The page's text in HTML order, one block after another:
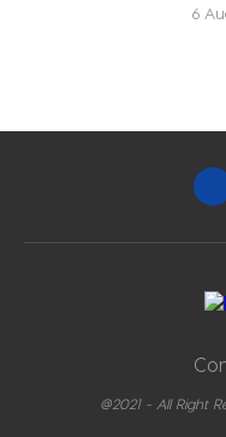
6
@2021 - All Right